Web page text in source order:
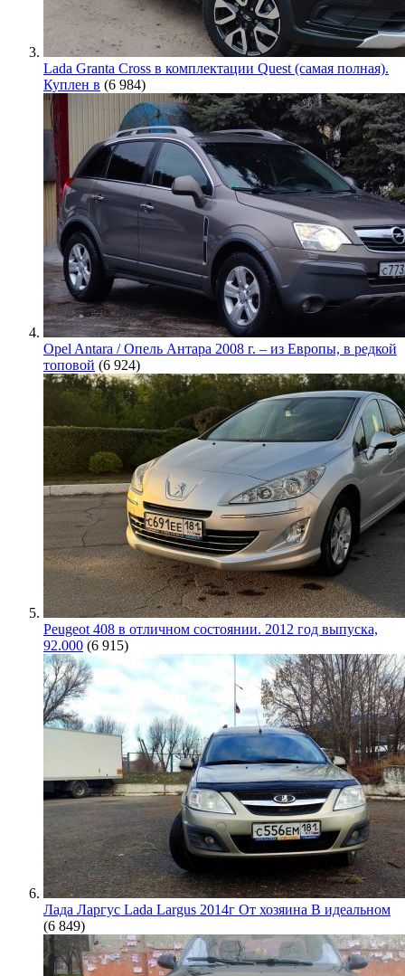
Lada Granta Cross в комплектации Quest (самая полная).
Куплен в (6 984)
Opel Antara / Опель Антара 2008 г. – из Европы, в редкой
топовой (6 924)
Peugeot 408 в отличном состоянии. 2012 год выпуска,
92.000 (6 915)
Лада Ларгус Lada Largus 2014г От хозяина В идеальном
(6 849)